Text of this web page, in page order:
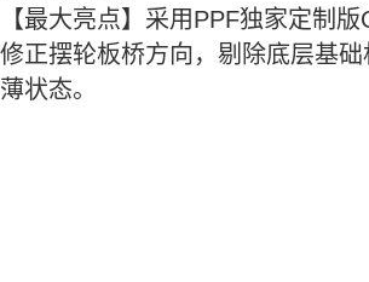
【最大亮点】采用PPF独家定制版
修正摆轮板桥方向，剔除底层基
薄状态。